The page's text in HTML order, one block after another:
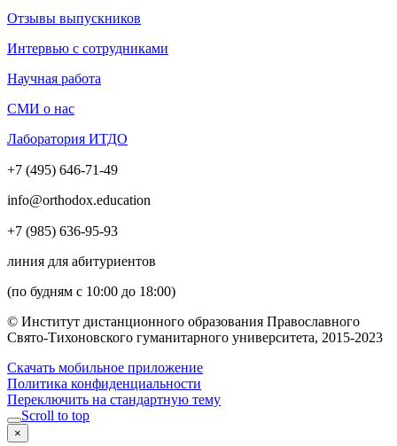
Отзывы выпускников
Интервью с сотрудниками
Научная работа
СМИ о нас
Лаборатория ИТДО
+7 (495) 646-71-49
info@orthodox.education
+7 (985) 636-95-93
линия для абитуриентов
(по будням с 10:00 до 18:00)
© Институт дистанционного образования Православного
Свято-Тихоновского гуманитарного университета, 2015-2023
Скачать мобильное приложение
Политика конфиденциальности
Переключить на стандартную тему
Scroll to top
×